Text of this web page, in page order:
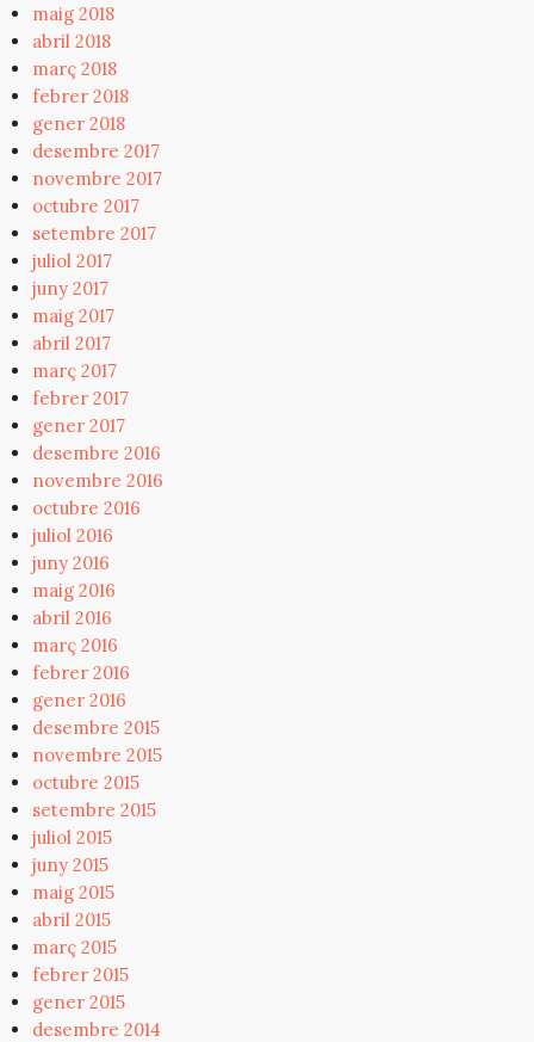
maig 2018
abril 2018
març 2018
febrer 2018
gener 2018
desembre 2017
novembre 2017
octubre 2017
setembre 2017
juliol 2017
juny 2017
maig 2017
abril 2017
març 2017
febrer 2017
gener 2017
desembre 2016
novembre 2016
octubre 2016
juliol 2016
juny 2016
maig 2016
abril 2016
març 2016
febrer 2016
gener 2016
desembre 2015
novembre 2015
octubre 2015
setembre 2015
juliol 2015
juny 2015
maig 2015
abril 2015
març 2015
febrer 2015
gener 2015
desembre 2014